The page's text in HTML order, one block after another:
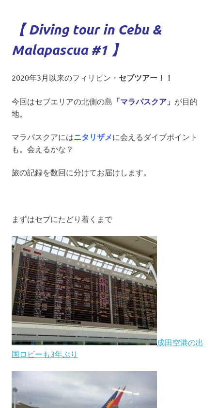
【 Diving tour in Cebu &
Malapascua #1 】
2020年3月以来のフィリピン・ セブツアー！！
今回はセブエリアの北側の島 「マラパスクア」 が目的
地。
マラパスクアにはニタリザメに会えるダイブポイント
も。会えるかな？
旅の記録を数回に分けてお届けします。
まずはセブにたどり着くまで
成田空港の出
国ロビーも3年ぶり